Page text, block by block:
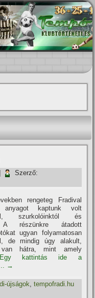
Szerző:
rengeteg Fradival
anyagot kaptunk volt
szurkolóinktól és
A részünkre átadott
ugyan folyamatosan
de mindig úgy alakult,
hátra, mint amely
Egy kattintás ide a
→
újságok,tempofradi.hu